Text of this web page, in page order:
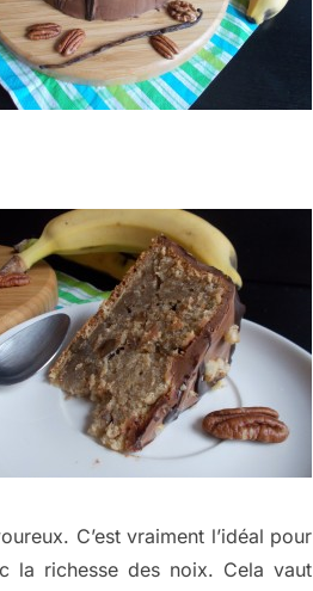
C’est vraiment l’idéal pour
la richesse des noix. Cela vaut